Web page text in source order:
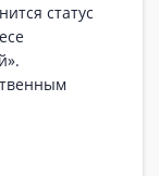
статус